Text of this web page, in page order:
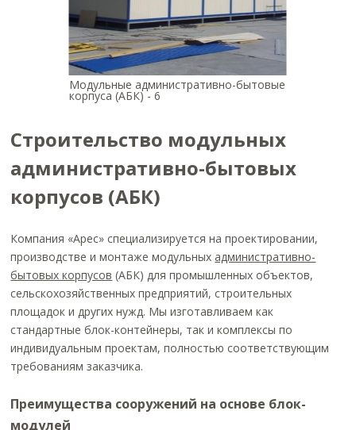
Модульные административно-бытовые
корпуса (АБК) - 6
Строительство модульных
административно-бытовых
корпусов (АБК)
Компания «Арес» специализируется на проектировании,
производстве и монтаже модульных административно-
бытовых корпусов (АБК) для промышленных объектов,
сельскохозяйственных предприятий, строительных
площадок и других нужд. Мы изготавливаем как
стандартные блок-контейнеры, так и комплексы по
индивидуальным проектам, полностью соответствующим
требованиям заказчика.
Преимущества сооружений на основе блок-
модулей